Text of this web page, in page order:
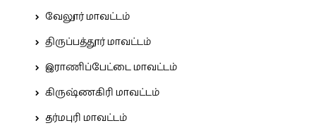
வேலூர் மாவட்டம்
திருப்பத்தூர் மாவட்டம்
இராணிப்பேட்டை மாவட்டம்
கிருஷ்ணகிரி மாவட்டம்
தர்மபுரி மாவட்டம்